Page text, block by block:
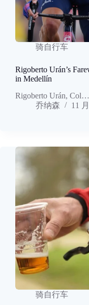
骑自行车
Rigoberto Urán’s
in Medellín
Rigoberto Urán, Col…
乔纳森
11
骑自行车